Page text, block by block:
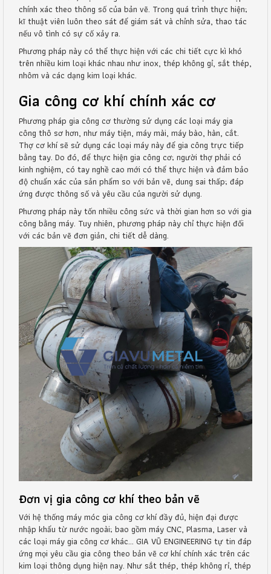
chính xác theo thông số của bản vẽ. Trong quá trình thực hiện;
kĩ thuật viên luôn theo sát để giám sát và chỉnh sửa, thao tác
nếu vô tình có sự cố xảy ra.
Phương pháp này có thể thực hiện với các chi tiết cực kì khó
trên nhiều kim loại khác nhau như inox, thép không gỉ, sắt thép,
nhôm và các dạng kim loại khác.
Gia công cơ khí chính xác cơ
Phương pháp gia công cơ thường sử dụng các loại máy gia
công thô sơ hơn, như máy tiện, máy mài, máy bào, hàn, cắt.
Thợ cơ khí sẽ sử dụng các loại máy này để gia công trực tiếp
bằng tay. Do đó, để thực hiện gia công cơ; người thợ phải có
kinh nghiệm, có tay nghề cao mới có thể thực hiện và đảm bảo
độ chuẩn xác của sản phẩm so với bản vẽ, dung sai thấp; đáp
ứng được thông số và yêu cầu của người sử dụng.
Phương pháp này tốn nhiều công sức và thời gian hơn so với gia
công bằng máy. Tuy nhiên, phương pháp này chỉ thực hiện đối
với các bản vẽ đơn giản, chi tiết dễ dàng.
Đơn vị gia công cơ khí theo bản vẽ
Với hệ thống máy móc gia công cơ khí đầy đủ, hiện đại được
nhập khẩu từ nước ngoài; bao gồm máy CNC, Plasma, Laser và
các loại máy gia công cơ khác… GIA VŨ ENGINEERING tự tin đáp
ứng mọi yêu cầu gia công theo bản vẽ cơ khí chính xác trên các
kim loại thông dụng hiện nay. Như sắt thép, thép không rỉ, thép